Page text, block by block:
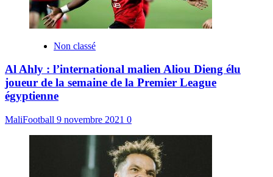
Non classé
Al Ahly : l’international malien Aliou Dieng élu
joueur de la semaine de la Premier League
égyptienne
MaliFootball 9 novembre 2021 0